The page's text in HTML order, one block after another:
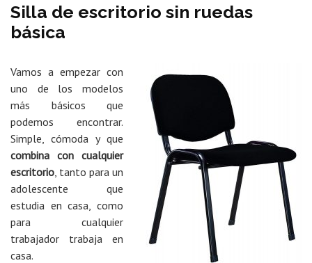
Silla de escritorio sin ruedas
básica
Vamos a empezar con
uno de los modelos
más básicos que
podemos encontrar.
Simple, cómoda y que
combina con cualquier
escritorio , tanto para un
adolescente que
estudia en casa, como
para cualquier
trabajador trabaja en
casa.